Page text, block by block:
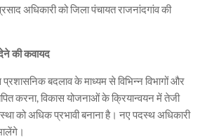
अधिकारी को जिला पंचायत राजनांदगांव की
की कवायद
प्रशासनिक बदलाव के माध्यम से विभिन्न विभागों और
करना, विकास योजनाओं के क्रियान्वयन में तेजी
को अधिक प्रभावी बनाना है। नए पदस्थ अधिकारी